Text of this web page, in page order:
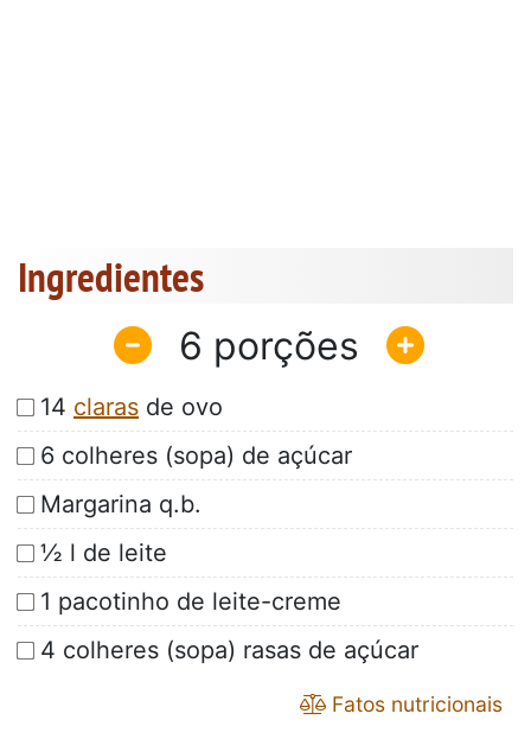
Ingredientes
6
14 claras de ovo
6 colheres (sopa) de açúcar
Margarina q.b.
½ l de leite
1 pacotinho de leite-creme
4 colheres (sopa) rasas de açúcar
Fatos nutricionais